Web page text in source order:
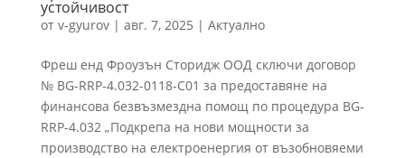
устойчивост
от v-gyurov| авг. 7, 2025 | Актуално
Фреш енд Фроузън Сторидж ООД сключи договор
№ BG-RRP-4.032-0118-C01 за предоставяне на
финансова безвъзмездна помощ по процедура BG-
RRP-4.032 „Подкрепа на нови мощности за
производство на електроенергия от възобновяеми